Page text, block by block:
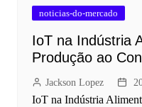
noticias-do-mercado
IoT na Indústria
Produção ao
Jackson Lopez
IoT na Indústria